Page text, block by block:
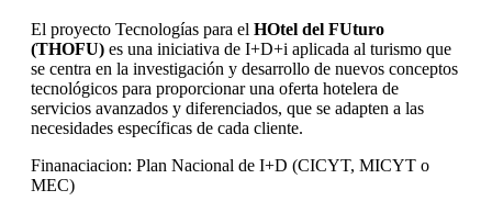
El proyecto Tecnologías para el HOtel del FUturo
(THOFU) es una iniciativa de I+D+i aplicada al turismo que
se centra en la investigación y desarrollo de nuevos conceptos
tecnológicos para proporcionar una oferta hotelera de
servicios avanzados y diferenciados, que se adapten a las
necesidades específicas de cada cliente.
Finanaciacion: Plan Nacional de I+D (CICYT, MICYT o
MEC)